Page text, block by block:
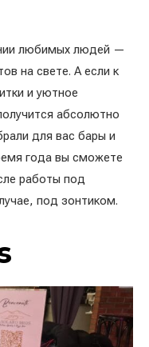
любимых людей —
на свете. А если к
и уютное
абсолютно
для вас бары и
года вы сможете
работы под
под зонтиком.